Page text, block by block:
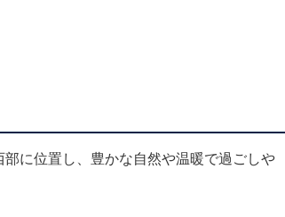
に位置し、豊かな自然や温暖で過ごしや